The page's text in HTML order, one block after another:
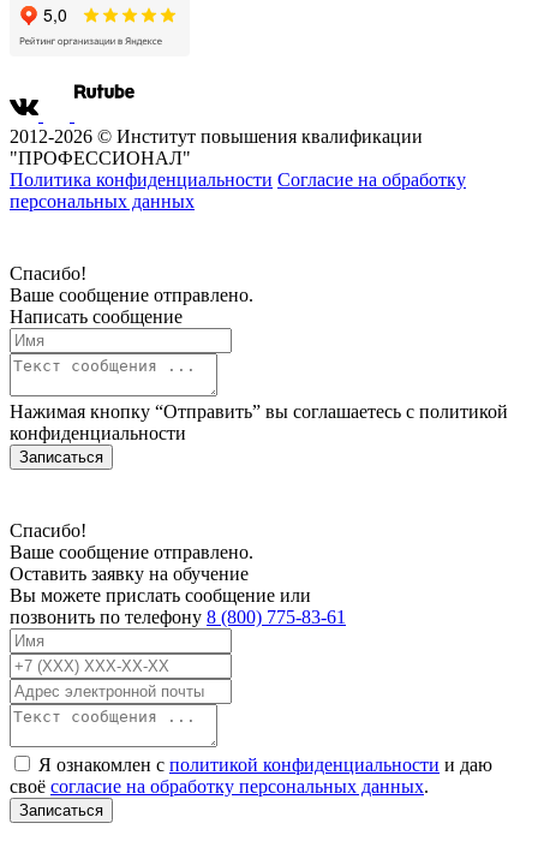
2012-2026 © Институт повышения квалификации
"ПРОФЕССИОНАЛ"
Политика конфиденциальности Согласие на обработку
персональных данных
Спасибо!
Ваше сообщение отправлено.
Написать сообщение
Нажимая кнопку “Отправить” вы соглашаетесь с политикой
конфиденциальности
Записаться
Спасибо!
Ваше сообщение отправлено.
Оставить заявку на обучение
Вы можете прислать сообщение или
позвонить по телефону 8 (800) 775-83-61
Я ознакомлен с политикой конфиденциальности и даю
своё согласие на обработку персональных данных.
Записаться